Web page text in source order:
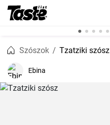
Szószok Tzatziki szósz
Ebina